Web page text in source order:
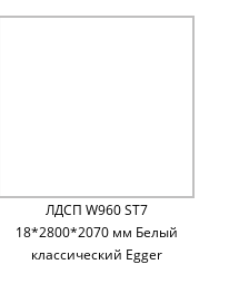
ЛДСП W960 ST7
18*2800*2070 мм Белый
классический Egger